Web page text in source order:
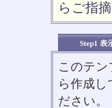
らご指
Step1 表
このテ
ら作成
ださい。